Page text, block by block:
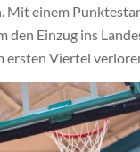
Mit einem
den Einzug ins
ersten Viertel